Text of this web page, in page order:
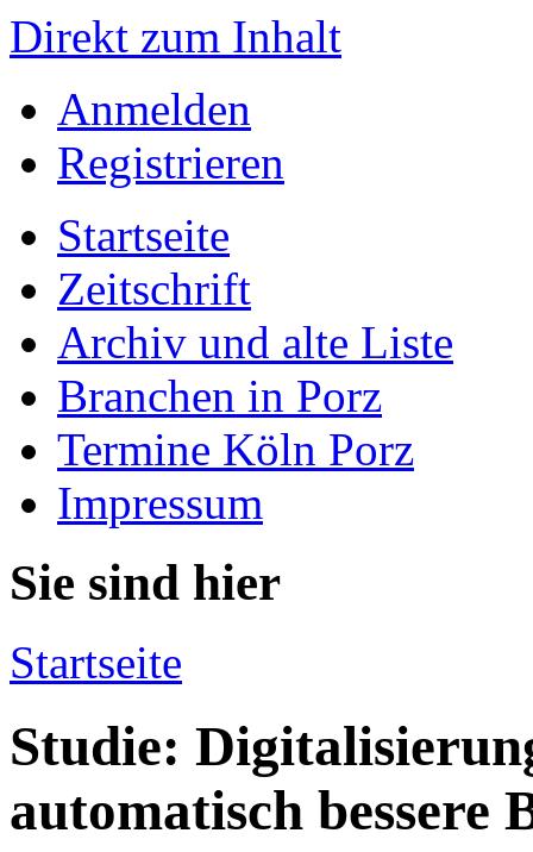
Direkt zum Inhalt
Anmelden
Registrieren
Startseite
Zeitschrift
Archiv und alte Liste
Branchen in Porz
Termine Köln Porz
Impressum
Sie sind hier
Startseite
Studie:
automatisch bessere